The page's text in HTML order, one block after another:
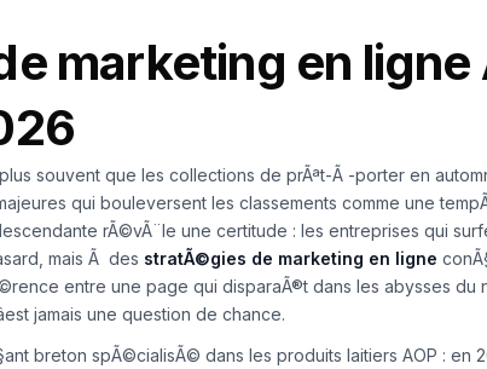
marketing en ligne
souvent que les collections de prÃªt-Ã -porter en
qui bouleversent les classements comme une
rÃ©vÃ¨le une certitude : les entreprises qui
mais Ã des stratÃ©gies de marketing en ligne
entre une page qui disparaÃ®t dans les abysses
jamais une question de chance.
breton spÃ©cialisÃ© dans les produits laitiers AOP : en